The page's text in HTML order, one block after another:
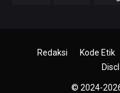
© 2024-
Redaksi Kode Etik